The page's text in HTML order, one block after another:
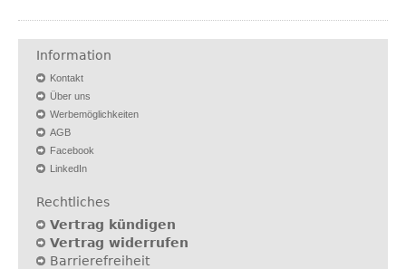
Information
Kontakt
Über uns
Werbemöglichkeiten
AGB
Facebook
LinkedIn
Rechtliches
Vertrag kündigen
Vertrag widerrufen
Barrierefreiheit